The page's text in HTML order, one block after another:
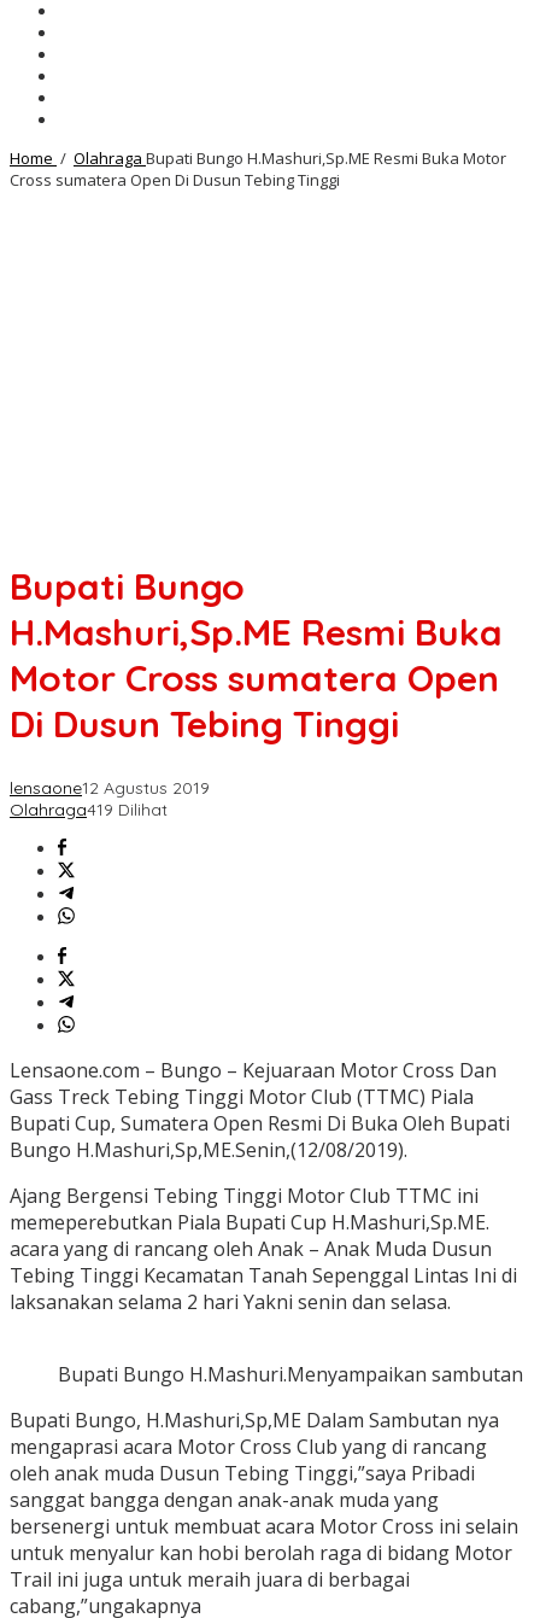
Home / Olahraga Bupati Bungo H.Mashuri,Sp.ME Resmi Buka Motor
Cross sumatera Open Di Dusun Tebing Tinggi
Bupati Bungo
H.Mashuri,Sp.ME Resmi Buka
Motor Cross sumatera Open
Di Dusun Tebing Tinggi
lensaone12 Agustus 2019
Olahraga419 Dilihat
Lensaone.com – Bungo – Kejuaraan Motor Cross Dan
Gass Treck Tebing Tinggi Motor Club (TTMC) Piala
Bupati Cup, Sumatera Open Resmi Di Buka Oleh Bupati
Bungo H.Mashuri,Sp,ME.Senin,(12/08/2019).
Ajang Bergensi Tebing Tinggi Motor Club TTMC ini
memeperebutkan Piala Bupati Cup H.Mashuri,Sp.ME.
acara yang di rancang oleh Anak – Anak Muda Dusun
Tebing Tinggi Kecamatan Tanah Sepenggal Lintas Ini di
laksanakan selama 2 hari Yakni senin dan selasa.
Bupati Bungo H.Mashuri.Menyampaikan sambutan
Bupati Bungo, H.Mashuri,Sp,ME Dalam Sambutan nya
mengaprasi acara Motor Cross Club yang di rancang
oleh anak muda Dusun Tebing Tinggi,”saya Pribadi
sanggat bangga dengan anak-anak muda yang
bersenergi untuk membuat acara Motor Cross ini selain
untuk menyalur kan hobi berolah raga di bidang Motor
Trail ini juga untuk meraih juara di berbagai
cabang,”ungakapnya